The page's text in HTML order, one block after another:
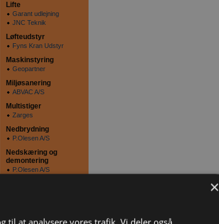
Lifte
Garant udlejning
JNC Teknik
Løfteudstyr
Fyns Kran Udstyr
Maskinstyring
Geopartner
Miljøsanering
ABVAC A/S
Multistiger
Zarges
Nedbrydning
P.Olesen A/S
Nedskæring og
demontering
P.Olesen A/S
×